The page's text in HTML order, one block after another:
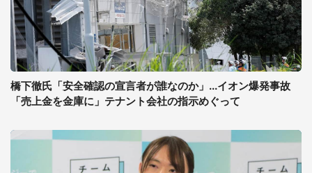
橋下徹氏「安全確認の宣言者が誰なのか」...イオン爆発事故
「売上金を金庫に」テナント会社の指示めぐって